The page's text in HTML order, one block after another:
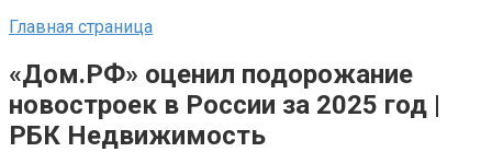
Главная страница
«Дом.РФ» оценил подорожание
новостроек в России за 2025 год |
РБК Недвижимость